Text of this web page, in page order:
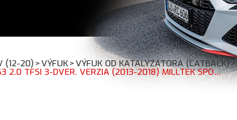
(12-20) >VÝFUK>VÝFUK OD KATALYZÁTORA (CATBACK)>
CATBACK VÝFUK AUDI 8V/8V.2 S3 2.0 TFSI 3-DVER. VERZIA (2013-2018) MILLTEK SPORT SSXAU528 - S REZONÁTOROM / OKRÚHLE LEŠTENÉ KONCOVKY